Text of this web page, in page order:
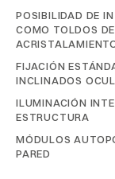
POSIBILIDAD DE
COMO TOLDOS
FIJACIÓN
INCLINADOS
ILUMINACIÓN
ESTRUCTURA
MÓDULOS
PARED